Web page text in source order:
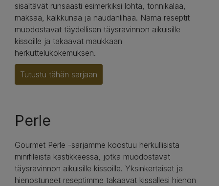
sisältävät runsaasti esimerkiksi lohta, tonnikalaa,
maksaa, kalkkunaa ja naudanlihaa. Nämä reseptit
muodostavat täydellisen täysravinnon aikuisille
kissoille ja takaavat maukkaan
herkuttelukokemuksen.
Tutustu tähän sarjaan
Perle
Gourmet Perle -sarjamme koostuu herkullisista
minifileistä kastikkeessa, jotka muodostavat
täysravinnon aikuisille kissoille. Yksinkertaiset ja
hienostuneet reseptimme takaavat kissallesi hienon